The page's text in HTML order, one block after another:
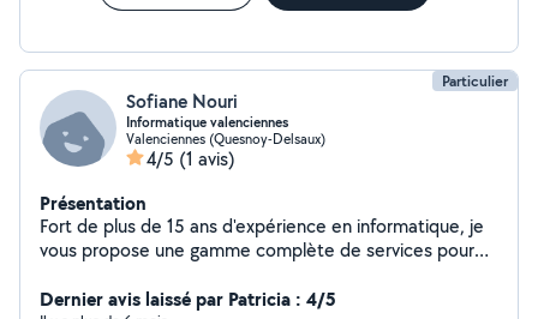
Particulier
Sofiane Nouri
Informatique valenciennes
Valenciennes (Quesnoy-Delsaux)
4/5 (1 avis)
Présentation
Fort de plus de 15 ans d'expérience en informatique, je
vous propose une gamme complète de services pour
soit pour le dépannage informatique, des formations
Dernier avis laissé par Patricia : 4/5